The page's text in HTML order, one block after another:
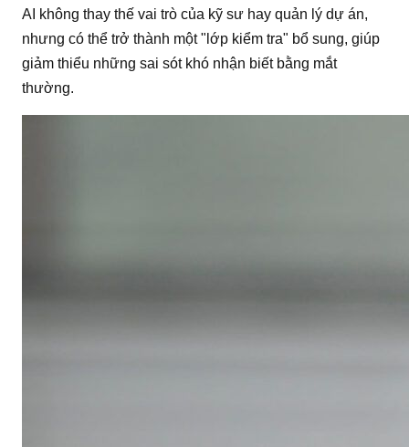
AI không thay thế vai trò của kỹ sư hay quản lý dự án,
nhưng có thể trở thành một "lớp kiểm tra" bổ sung, giúp
giảm thiểu những sai sót khó nhận biết bằng mắt
thường.